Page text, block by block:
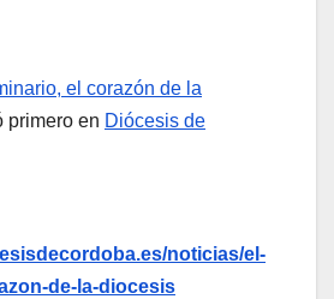
el corazón de la
primero en Diócesis de
noticias/el-
de-la-diocesis